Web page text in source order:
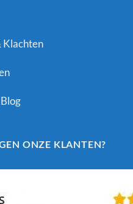
Klachten
ONZE KLANTEN?